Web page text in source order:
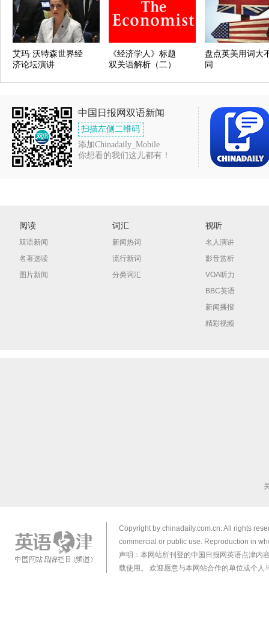
艾玛·沃特森世界经
济论坛演讲
《经济学人》标题
双关语解析（二）
盘点英美用词大
同
中国日报网双语新闻
扫描左侧二维码
添加Chinadaily_Mobile
你想看的我们这儿都有！
阅读
双语新闻
名著选读
图片新闻
词汇
新闻热词
流行新词
分类词汇
视听
名人演讲
影音赏析
VOA听力
BBC英语
新闻播报
精彩视频
Copyright by chinadaily.com.cn. All rights
commercial or public use. Reproduction in
声明：本网站所刊登的中国日报网英语点津内
载使用。 欢迎愿意与本网站合作的单位或个人